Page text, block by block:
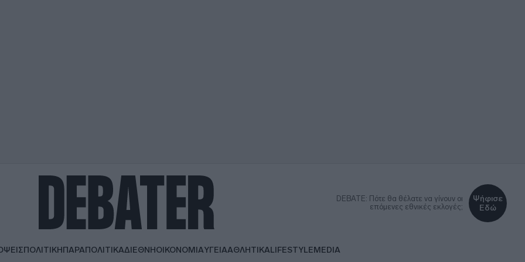
DEBATE: Πότε θα θέλατε να γίνουν οι
επόμενες εθνικές εκλογές;
Ψήφισε
Εδώ
ΠΟΛΙΤΙΚΗΠΑΡΑΠΟΛΙΤΙΚΑΔΙΕΘΝΗΟΙΚΟΝΟΜΙΑΥΓΕΙΑΑΘΛΗΤΙΚΑLIFESTYLEMEDIA